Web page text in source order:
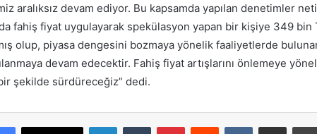
aralıksız devam ediyor. Bu kapsamda yapılan denetimler
fahiş fiyat uygulayarak spekülasyon yapan bir kişiye 349 bin
olup, piyasa dengesini bozmaya yönelik faaliyetlerde
devam edecektir. Fahiş fiyat artışlarını önlemeye
şekilde sürdüreceğiz” dedi.
LinkedInTumblr PinterestReddit VKontakteE-Posta ile paylaş